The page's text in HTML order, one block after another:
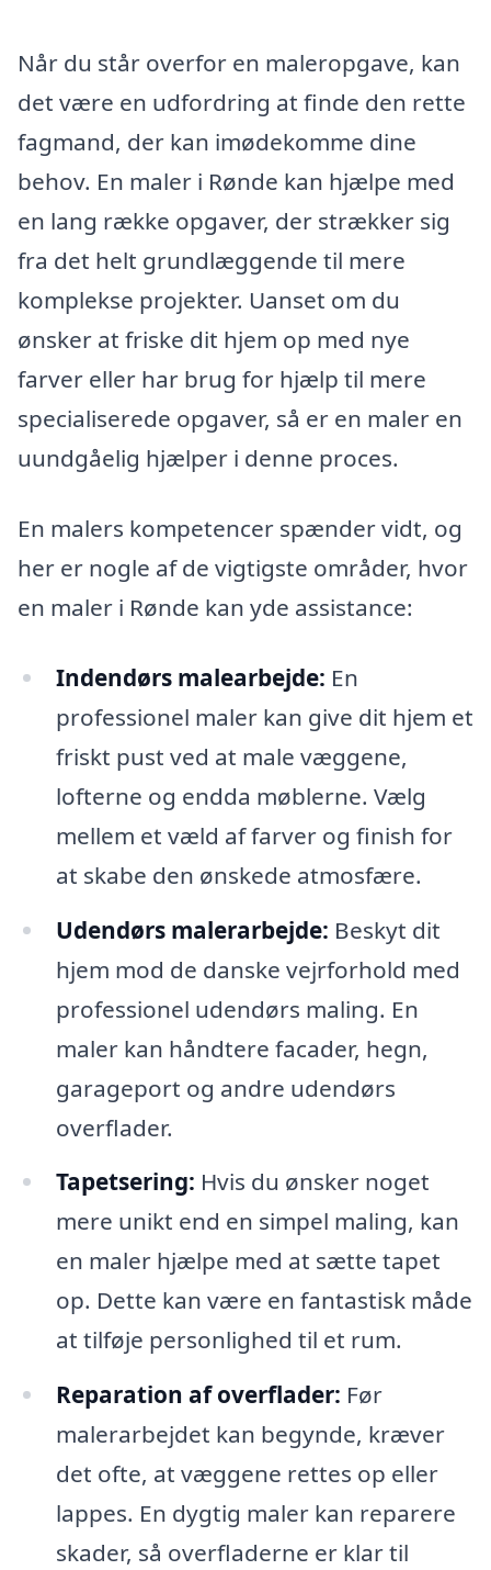
Når du står overfor en maleropgave, kan
det være en udfordring at finde den rette
fagmand, der kan imødekomme dine
behov. En maler i Rønde kan hjælpe med
en lang række opgaver, der strækker sig
fra det helt grundlæggende til mere
komplekse projekter. Uanset om du
ønsker at friske dit hjem op med nye
farver eller har brug for hjælp til mere
specialiserede opgaver, så er en maler en
uundgåelig hjælper i denne proces.
En malers kompetencer spænder vidt, og
her er nogle af de vigtigste områder, hvor
en maler i Rønde kan yde assistance:
Indendørs malearbejde: En
professionel maler kan give dit hjem et
friskt pust ved at male væggene,
lofterne og endda møblerne. Vælg
mellem et væld af farver og finish for
at skabe den ønskede atmosfære.
Udendørs malerarbejde: Beskyt dit
hjem mod de danske vejrforhold med
professionel udendørs maling. En
maler kan håndtere facader, hegn,
garageport og andre udendørs
overflader.
Tapetsering: Hvis du ønsker noget
mere unikt end en simpel maling, kan
en maler hjælpe med at sætte tapet
op. Dette kan være en fantastisk måde
at tilføje personlighed til et rum.
Reparation af overflader: Før
malerarbejdet kan begynde, kræver
det ofte, at væggene rettes op eller
lappes. En dygtig maler kan reparere
skader, så overfladerne er klar til